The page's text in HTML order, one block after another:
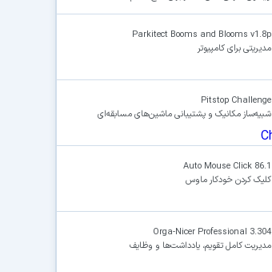
Parkitect Booms and Blooms v1.8p
مدیریتی برای کامپیوتر
Pitstop Challenge
شبیه‌ساز مکانیک و پشتیبانی ماشین‌های مسابقه‌ای
Auto Mouse Click 86.1
کلیک کردن خودکار ماوس
Orga-Nicer Professional 3.304
مدیریت کامل تقویم، یادداشت‌ها و وظایف